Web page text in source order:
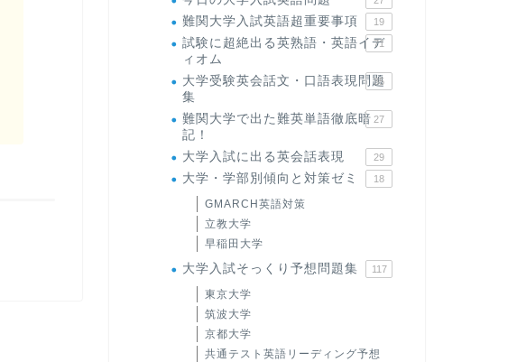
難関大学入試英語超重要事項 19
試験に超絶出る英熟語・英語イデ
ィオム
71
大学受験英会話文・口語表現問題
集
35
難関大学で出た難英単語徹底暗
記！
27
大学入試に出る英会話表現 29
大学・学部別傾向と対策ゼミ 18
GMARCH英語対策
立教大学
早稲田大学
大学入試そっくり予想問題集 117
東京大学
筑波大学
京都大学
共通テスト英語リーディング予想